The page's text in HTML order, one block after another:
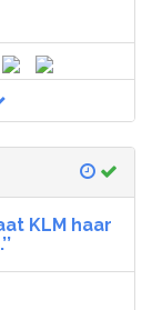
KLM haar